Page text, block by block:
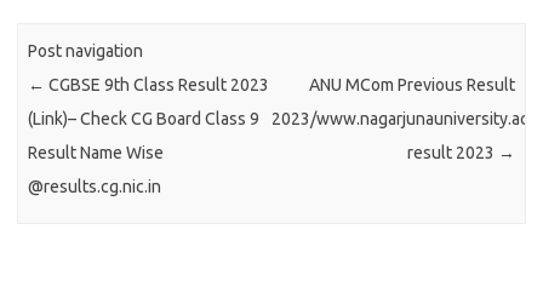
Post navigation
← CGBSE 9th Class Result 2023
(Link)– Check CG Board Class 9
Result Name Wise
@results.cg.nic.in
ANU MCom Previous Result
2023/
result 2023 →